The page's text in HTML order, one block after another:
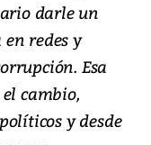
darle un
en redes y
Esa
cambio,
y desde